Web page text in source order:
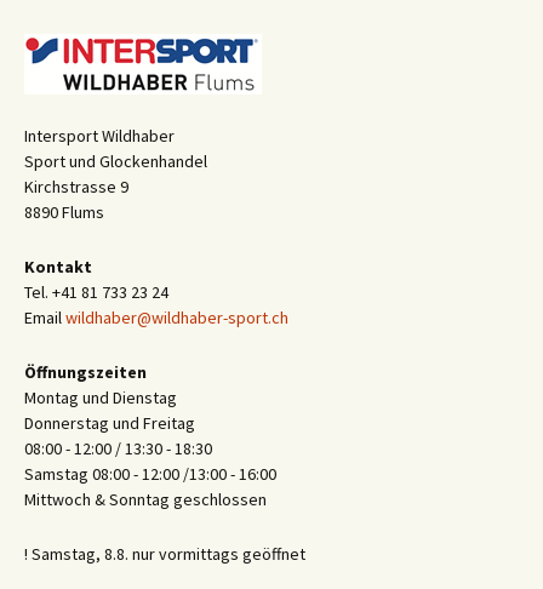
Intersport Wildhaber
Sport und Glockenhandel
Kirchstrasse 9
8890 Flums
Kontakt
Tel. +41 81 733 23 24
Emailwildhaber@wildhaber-sport.ch
Öffnungszeiten
Montag und Dienstag
Donnerstag und Freitag
08:00 - 12:00 / 13:30 - 18:30
Samstag 08:00 - 12:00 /13:00 - 16:00
Mittwoch & Sonntag geschlossen
! Samstag, 8.8. nur vormittags geöffnet